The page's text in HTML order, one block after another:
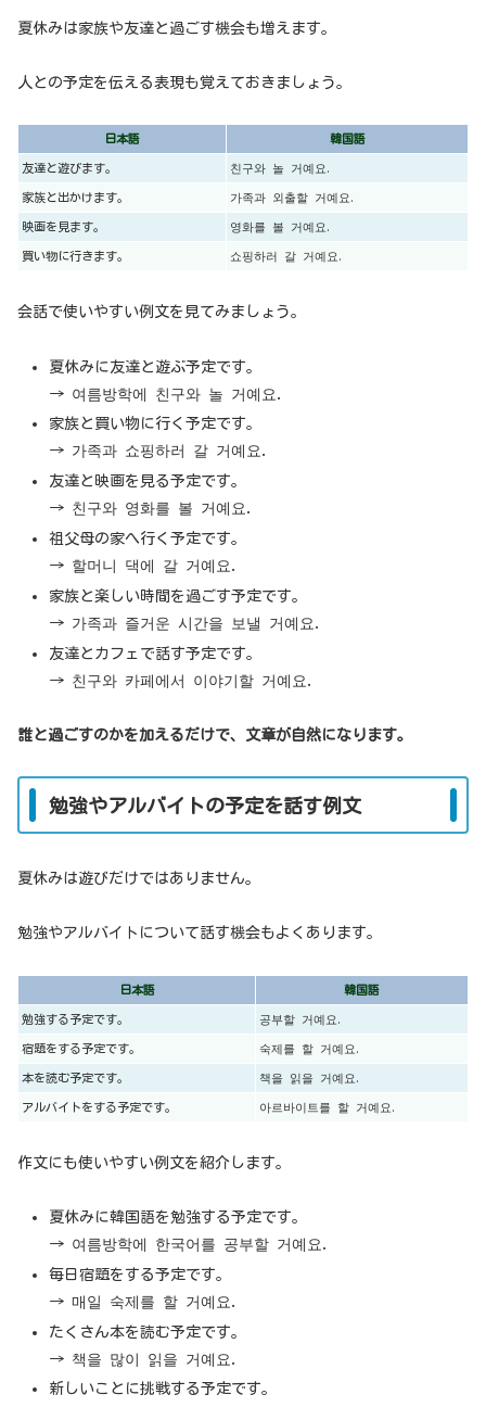
夏休みは家族や友達と過ごす機会も増えます。
人との予定を伝える表現も覚えておきましょう。
日本語 韓国語
友達と遊びます。 친구와 놀 거예요.
家族と出かけます。 가족과 외출할 거예요.
映画を見ます。 영화를 볼 거예요.
買い物に行きます。 쇼핑하러 갈 거예요.
会話で使いやすい例文を見てみましょう。
夏休みに友達と遊ぶ予定です。
→ 여름방학에 친구와 놀 거예요.
家族と買い物に行く予定です。
→ 가족과 쇼핑하러 갈 거예요.
友達と映画を見る予定です。
→ 친구와 영화를 볼 거예요.
祖父母の家へ行く予定です。
→ 할머니 댁에 갈 거예요.
家族と楽しい時間を過ごす予定です。
→ 가족과 즐거운 시간을 보낼 거예요.
友達とカフェで話す予定です。
→ 친구와 카페에서 이야기할 거예요.
誰と過ごすのかを加えるだけで、文章が自然になります。
勉強やアルバイトの予定を話す例文
夏休みは遊びだけではありません。
勉強やアルバイトについて話す機会もよくあります。
日本語 韓国語
勉強する予定です。 공부할 거예요.
宿題をする予定です。 숙제를 할 거예요.
本を読む予定です。 책을 읽을 거예요.
アルバイトをする予定です。 아르바이트를 할 거예요.
作文にも使いやすい例文を紹介します。
夏休みに韓国語を勉強する予定です。
→ 여름방학에 한국어를 공부할 거예요.
毎日宿題をする予定です。
→ 매일 숙제를 할 거예요.
たくさん本を読む予定です。
→ 책을 많이 읽을 거예요.
新しいことに挑戦する予定です。